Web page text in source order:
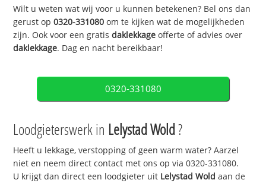
Wilt u weten wat wij voor u kunnen betekenen? Bel ons dan
gerust op0320-331080 om te kijken wat de mogelijkheden
zijn. Ook voor een gratisdaklekkage offerte of advies over
daklekkage. Dag en nacht bereikbaar!
0320-331080
Loodgieterswerk in Lelystad Wold?
Heeft u lekkage, verstopping of geen warm water? Aarzel
niet en neem direct contact met ons op via 0320-331080.
U krijgt dan direct een loodgieter uit Lelystad Woldaan de